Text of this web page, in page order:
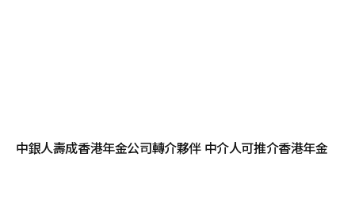
中銀人壽成香港年金公司轉介夥伴 中介人可推介香港年金